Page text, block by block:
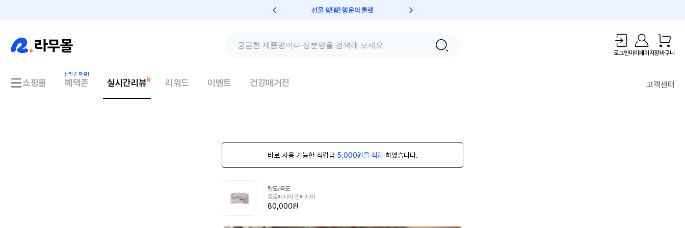
선물 팡!팡! 행운의 룰렛
로그인마이페이지장바구니
쇼핑몰 혜택존 실시간리뷰 리워드 이벤트 건강매거진 고객센터
바로 사용 가능한 적립금 5,000원을 적립 하였습니다.
탈모/육모
프로페시아 핀페시아
80,000원